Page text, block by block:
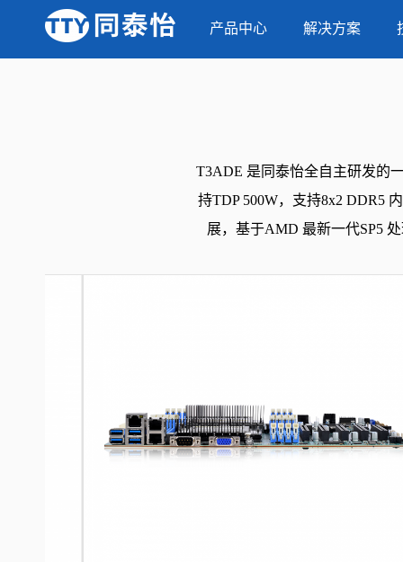
产品中心 解决方案
当前位置：首页-产品中心 T3ADE
T3ADE 是同泰怡全自主研发的
持TDP 500W，支持8x2 DDR5
展，基于AMD 最新一代SP5